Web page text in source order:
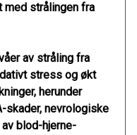
med strålingen fra
av stråling fra
stress og økt
herunder
skader, nevrologiske
blod-hjerne-